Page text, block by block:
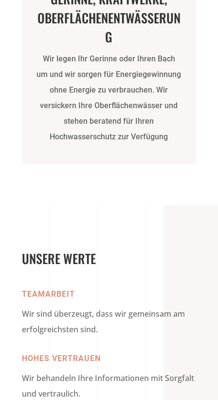
OBERFLÄCHENENTWÄSSERUN
G
Wir legen Ihr Gerinne oder Ihren Bach
um und wir sorgen für Energiegewinnung
ohne Energie zu verbrauchen. Wir
versickern Ihre Oberflächenwässer und
stehen beratend für Ihren
Hochwasserschutz zur Verfügung
UNSERE WERTE
TEAMARBEIT
Wir sind überzeugt, dass wir gemeinsam am
erfolgreichsten sind.
HOHES VERTRAUEN
Wir behandeln Ihre Informationen mit Sorgfalt
und vertraulich.